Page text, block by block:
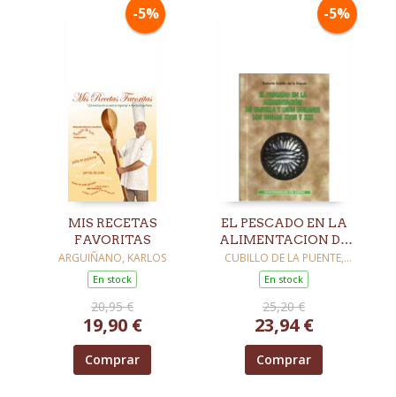
-5%
MIS RECETAS
FAVORITAS
ARGUIÑANO, KARLOS
En stock
20,95 €
19,90 €
Comprar
-5%
EL PESCADO EN LA
ALIMENTACION DE
CASTILLA Y LEON
CUBILLO DE LA PUENTE,
ROBERTO
En stock
25,20 €
23,94 €
Comprar